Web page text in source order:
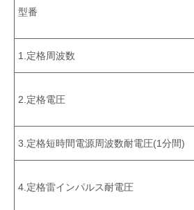
型番
1.定格周波数
2.定格電圧
3.定格短時間電源周波数耐電圧(1分間)
4.定格雷インパルス耐電圧